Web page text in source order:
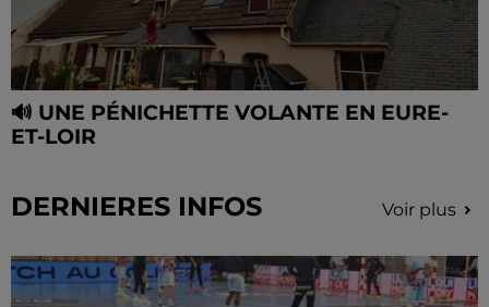
🔊 UNE PÉNICHETTE VOLANTE EN EURE-
ET-LOIR
DERNIERES INFOS Voir plus